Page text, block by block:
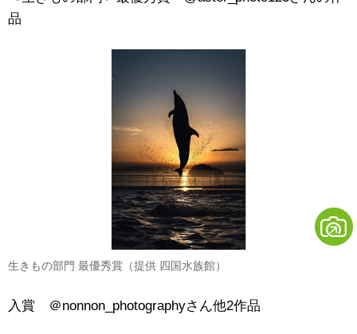
品
生きもの部門 最優秀賞（提供 四国水族館）
入賞 ＠nonnon_photographyさん他2作品